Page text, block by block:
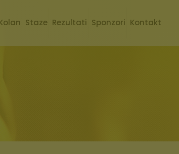
Staze Rezultati Sponzori Kontakt